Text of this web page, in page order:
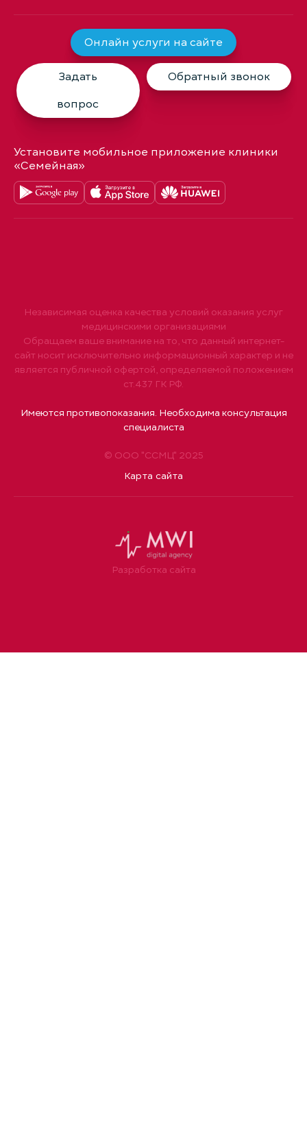
Онлайн услуги на сайте
Задать
вопрос
Обратный звонок
Установите мобильное приложение клиники
«Семейная»
© ООО "ССМЦ" 2025
Карта сайта
Независимая оценка качества условий оказания услуг
медицинскими организациями
Обращаем ваше внимание на то, что данный интернет-
сайт носит исключительно информационный характер и не
является публичной офертой, определяемой положением
ст.437 ГК РФ.
Имеются противопоказания. Необходима консультация
специалиста
Разработка сайта